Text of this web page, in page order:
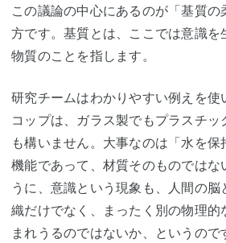
この議論の中心にあるのが「基質の
方です。基質とは、ここでは意識を
物質のことを指します。
研究チームはわかりやすい例えを使
コップは、ガラス製でもプラスチ
も構いません。大事なのは「水を保
機能であって、材質そのものではな
うに、意識という現象も、人間の脳
織だけでなく、まったく別の物理的
まれうるのではないか、というので